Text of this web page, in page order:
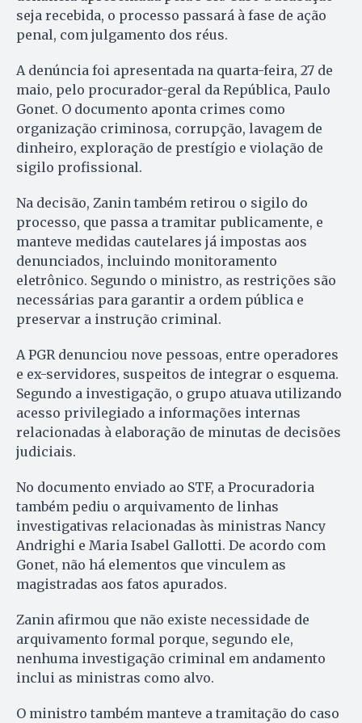
seja recebida, o processo passará à fase de ação
penal, com julgamento dos réus.
A denúncia foi apresentada na quarta-feira, 27 de
maio, pelo procurador-geral da República, Paulo
Gonet. O documento aponta crimes como
organização criminosa, corrupção, lavagem de
dinheiro, exploração de prestígio e violação de
sigilo profissional.
Na decisão, Zanin também retirou o sigilo do
processo, que passa a tramitar publicamente, e
manteve medidas cautelares já impostas aos
denunciados, incluindo monitoramento
eletrônico. Segundo o ministro, as restrições são
necessárias para garantir a ordem pública e
preservar a instrução criminal.
A PGR denunciou nove pessoas, entre operadores
e ex-servidores, suspeitos de integrar o esquema.
Segundo a investigação, o grupo atuava utilizando
acesso privilegiado a informações internas
relacionadas à elaboração de minutas de decisões
judiciais.
No documento enviado ao STF, a Procuradoria
também pediu o arquivamento de linhas
investigativas relacionadas às ministras Nancy
Andrighi e Maria Isabel Gallotti. De acordo com
Gonet, não há elementos que vinculem as
magistradas aos fatos apurados.
Zanin afirmou que não existe necessidade de
arquivamento formal porque, segundo ele,
nenhuma investigação criminal em andamento
inclui as ministras como alvo.
O ministro também manteve a tramitação do caso